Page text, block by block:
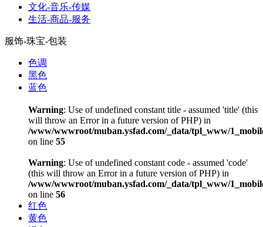
文化-音乐-传媒
生活-商品-服务
服饰-珠宝-包装
色调
黑色
蓝色
Warning: Use of undefined constant title - assumed 'title' (this
will throw an Error in a future version of PHP) in
/www/wwwroot/muban.ysfad.com/_data/tpl_www/
on line 55
Warning: Use of undefined constant code - assumed 'code'
(this will throw an Error in a future version of PHP) in
/www/wwwroot/muban.ysfad.com/_data/tpl_www/
on line 56
红色
黄色